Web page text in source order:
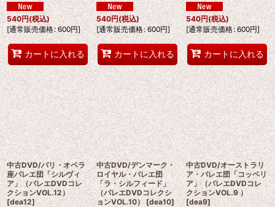
540円(税込)
[通常販売価格: 600円]
カートに入れる
540円(税込)
[通常販売価格: 600円]
カートに入れる
540円(税込)
[通常販売価格: 600円]
カートに入れる
中古DVD/パリ・オペラ
座バレエ団「シルヴィ
ア」（バレエDVDコレ
クションVOL.12）
[dea12]
中古DVD/デンマーク・
ロイヤル・バレエ団
「ラ・シルフィード」
（バレエDVDコレクシ
ョンVOL.10） [dea10]
中古DVD/オーストラリ
ア・バレエ団「コッペリ
ア」（バレエDVDコレ
クションVOL.9 ）
[dea9]